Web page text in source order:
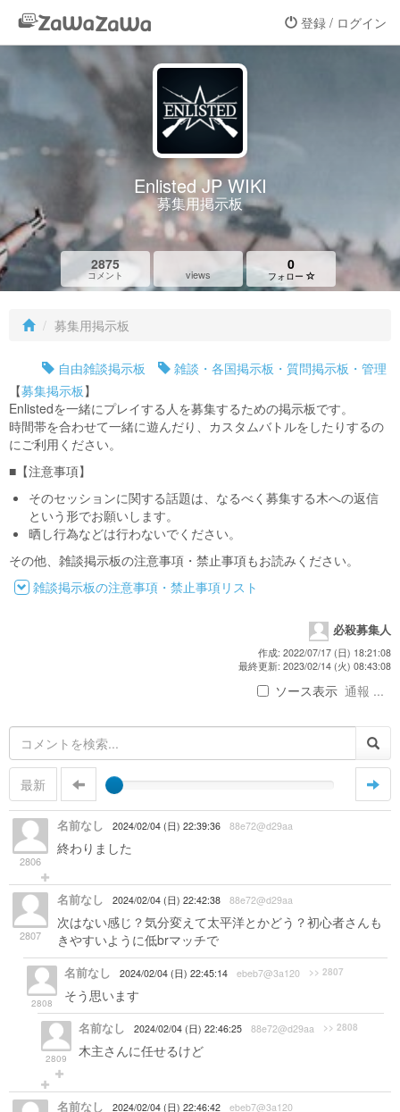
登録 / ログイン
Enlisted JP WIKI
募集用掲示板
2875
コメント views
0
フォロー
募集用掲示板
自由雑談掲示板
雑談・各国掲示板・質問掲示板・管理
【募集掲示板 】
Enlistedを一緒にプレイする人を募集するための掲示板です。
時間帯を合わせて一緒に遊んだり、カスタムバトルをしたりするの
にご利用ください。
■【注意事項】
そのセッションに関する話題は、なるべく募集する木への返信
という形でお願いします。
晒し行為などは行わないでください。
その他、雑談掲示板の注意事項・禁止事項もお読みください。
雑談掲示板の注意事項・禁止事項リスト
必殺募集人
作成: 2022/07/17 (日) 18:21:08
最終更新: 2023/02/14 (火) 08:43:08
ソース表示 通報 ...
最新
2806
名前なし 2024/02/04 (日) 22:39:36 88e72@d29aa
終わりました
2807
名前なし 2024/02/04 (日) 22:42:38 88e72@d29aa
次はない感じ？気分変えて太平洋とかどう？初心者さんも
きやすいように低brマッチで
2808
名前なし 2024/02/04 (日) 22:45:14 ebeb7@3a120 >> 2807
そう思います
2809
名前なし 2024/02/04 (日) 22:46:25 88e72@d29aa >> 2808
木主さんに任せるけど
名前なし 2024/02/04 (日) 22:46:42 ebeb7@3a120